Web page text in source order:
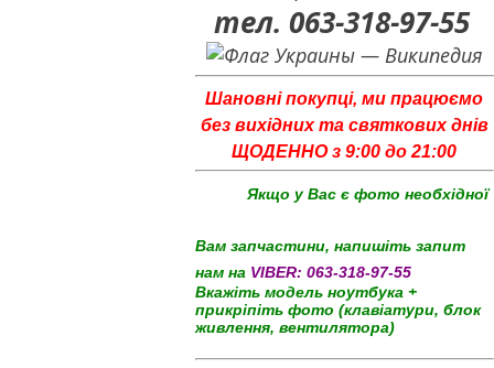
тел. 063-318-97-55
Шановні покупці, ми працюємо
без вихідних та святкових днів
ЩОДЕННО з 9:00 до 21:00
Якщо у Вас є фото необхідної
Вам запчастини, напишіть запит
нам на VIBER: 063-318-97-55
Вкажіть модель ноутбука +
прикріпіть фото (клавіатури, блок
живлення, вентилятора)